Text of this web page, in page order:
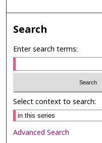
Search
Enter search terms:
Select context to search:
Advanced Search